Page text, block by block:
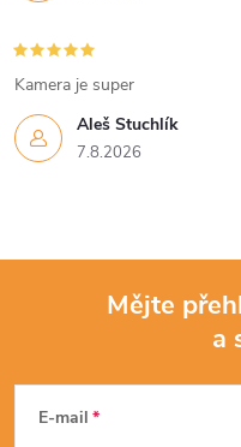
Aleš Stuchlík
7.8.2026
Kamera je super
Mějte
a
E-mail